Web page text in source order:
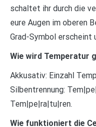
schaltet ihr durch die
eure Augen im oberen
Grad-Symbol erscheint
Wie wird Temperatur
Akkusativ: Einzahl
Silbentrennung:
Tem|pe|ra|tu|ren.
Wie funktioniert die